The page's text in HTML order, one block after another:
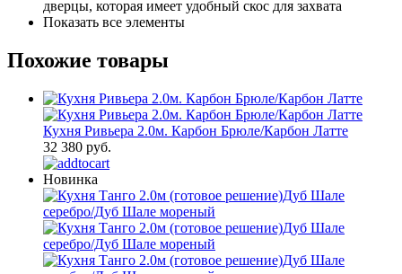
дверцы, которая имеет удобный скос для захвата
Показать все элементы
Похожие товары
Кухня Ривьера 2.0м. Карбон Брюле/Карбон Латте
32 380 руб.
Новинка